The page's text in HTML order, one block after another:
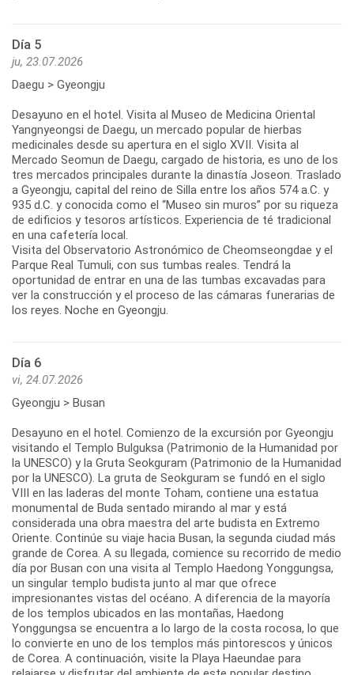
Día 5
ju, 23.07.2026
Daegu > Gyeongju
Desayuno en el hotel. Visita al Museo de Medicina Oriental
Yangnyeongsi de Daegu, un mercado popular de hierbas
medicinales desde su apertura en el siglo XVII. Visita al
Mercado Seomun de Daegu, cargado de historia, es uno de los
tres mercados principales durante la dinastía Joseon. Traslado
a Gyeongju, capital del reino de Silla entre los años 574 a.C. y
935 d.C. y conocida como el “Museo sin muros” por su riqueza
de edificios y tesoros artísticos. Experiencia de té tradicional
en una cafetería local.
Visita del Observatorio Astronómico de Cheomseongdae y el
Parque Real Tumuli, con sus tumbas reales. Tendrá la
oportunidad de entrar en una de las tumbas excavadas para
ver la construcción y el proceso de las cámaras funerarias de
los reyes. Noche en Gyeongju.
Día 6
vi, 24.07.2026
Gyeongju > Busan
Desayuno en el hotel. Comienzo de la excursión por Gyeongju
visitando el Templo Bulguksa (Patrimonio de la Humanidad por
la UNESCO) y la Gruta Seokguram (Patrimonio de la Humanidad
por la UNESCO). La gruta de Seokguram se fundó en el siglo
VIII en las laderas del monte Toham, contiene una estatua
monumental de Buda sentado mirando al mar y está
considerada una obra maestra del arte budista en Extremo
Oriente. Continúe su viaje hacia Busan, la segunda ciudad más
grande de Corea. A su llegada, comience su recorrido de medio
día por Busan con una visita al Templo Haedong Yonggungsa,
un singular templo budista junto al mar que ofrece
impresionantes vistas del océano. A diferencia de la mayoría
de los templos ubicados en las montañas, Haedong
Yonggungsa se encuentra a lo largo de la costa rocosa, lo que
lo convierte en uno de los templos más pintorescos y únicos
de Corea. A continuación, visite la Playa Haeundae para